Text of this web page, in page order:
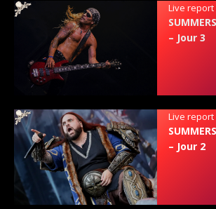
Live report
– Jour 3
Live report
– Jour 2